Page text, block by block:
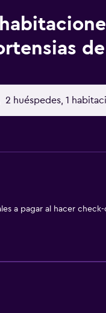
2 huéspedes, 1
a pagar al hacer